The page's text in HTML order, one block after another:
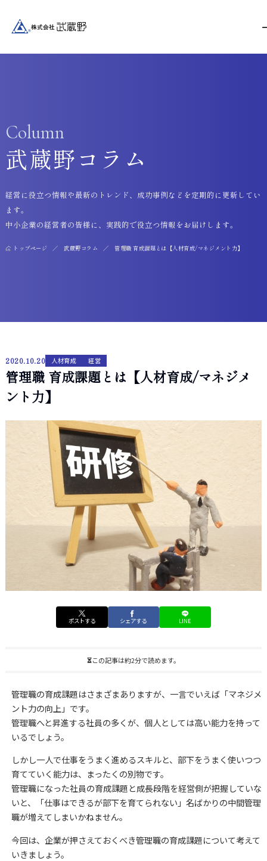
Column
武蔵野コラム
トップページ 武蔵野コラム 管理職 育成課題とは【人材育成/マネジメント力】
経営に役立つ情報や最新のトレンド、成功事例などを定期的に更新してい
ます。
中小企業の経営者の皆様に、実践的で役立つ情報をお届けします。
2020.10.20 人材育成 経営
管理職 育成課題とは【人材育成/マネジメ
ント力】
ポストする シェアする LINE
この記事は約2分で読めます。
管理職の育成課題はさまざまありますが、一言でいえば「マネジメ
ント力の向上」です。
管理職へと昇進する社員の多くが、個人としては高い能力を持って
いるでしょう。
しかし一人で仕事をうまく進めるスキルと、部下をうまく使いつつ
育てていく能力は、まったくの別物です。
管理職になった社員の育成課題と成長段階を経営側が把握していな
いと、「仕事はできるが部下を育てられない」名ばかりの中間管理
職が増えてしまいかねません。
今回は、企業が押さえておくべき管理職の育成課題について考えて
いきましょう。